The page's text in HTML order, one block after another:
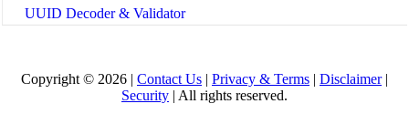
UUID Decoder & Validator
Copyright © 2026 | Contact Us | Privacy & Terms | Disclaimer|
Security | All rights reserved.